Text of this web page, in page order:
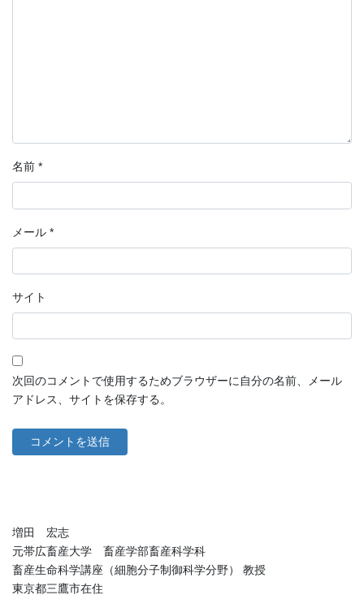
名前 *
メール *
サイト
次回のコメントで使用するためブラウザーに自分の名前、メール
アドレス、サイトを保存する。
増田 宏志
元帯広畜産大学 畜産学部畜産科学科
畜産生命科学講座（細胞分子制御科学分野） 教授
東京都三鷹市在住